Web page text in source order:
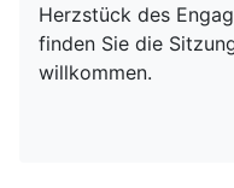
Herzstück des
finden Sie die
willkommen.